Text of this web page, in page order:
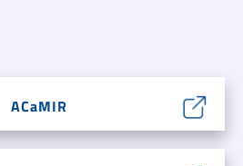
ACaMIR